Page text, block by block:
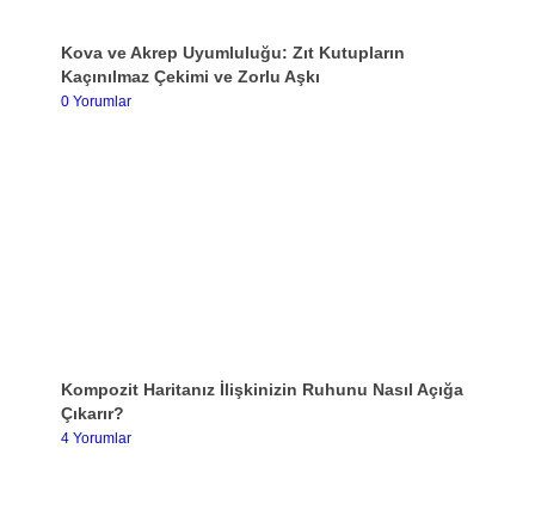
Kova ve Akrep Uyumluluğu: Zıt Kutupların
Kaçınılmaz Çekimi ve Zorlu Aşkı
0 Yorumlar
Kompozit Haritanız İlişkinizin Ruhunu Nasıl Açığa
Çıkarır?
4 Yorumlar